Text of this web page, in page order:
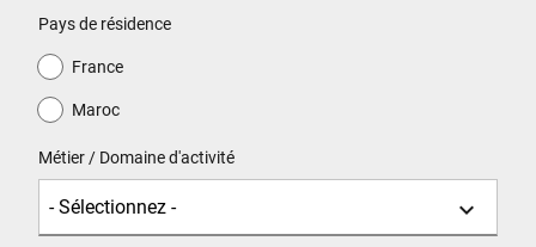
Pays de résidence
France
Maroc
Métier / Domaine d'activité